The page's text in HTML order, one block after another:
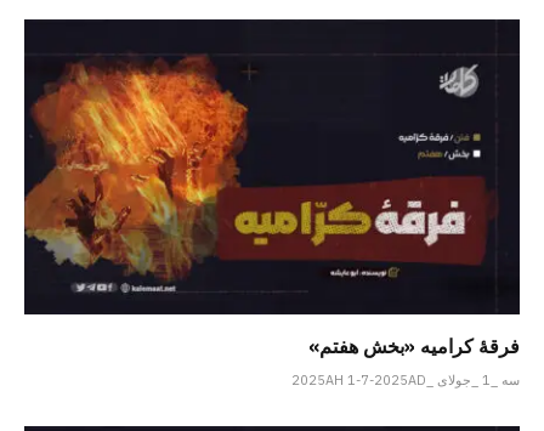
فرقهٔ کرامیه «بخش هفتم»
سه _1 _جولای _2025AH 1-7-2025AD